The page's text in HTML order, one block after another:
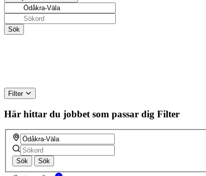
Filter
Här hittar du jobbet som passar dig Filter
Sök Sök